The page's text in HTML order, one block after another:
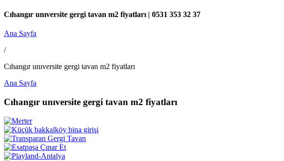
Cıhangır unıversite gergi tavan m2 fiyatları | 0531 353 32 37
Ana Sayfa
/
Cıhangır unıversite gergi tavan m2 fiyatları
Ana Sayfa
Cıhangır unıversite gergi tavan m2 fiyatları